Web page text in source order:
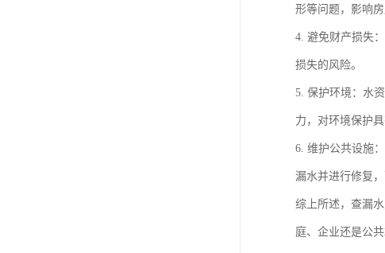
形等问题，影响
4. 避免财产损失
损失的风险。
5. 保护环境：水
力，对环境保护具
6. 维护公共设施
漏水并进行修复
综上所述，查漏
庭、企业还是公